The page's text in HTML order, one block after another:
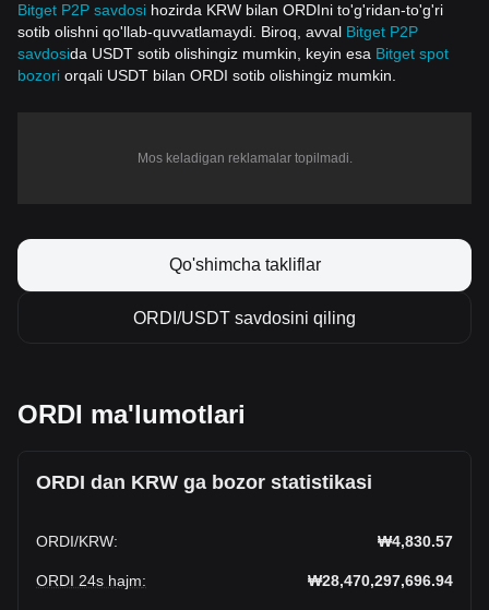
Bitget P2P savdosi hozirda KRW bilan ORDIni to'g'ridan-to'g'ri
sotib olishni qo'llab-quvvatlamaydi. Biroq, avval Bitget P2P
savdosida USDT sotib olishingiz mumkin, keyin esa Bitget spot
bozori orqali USDT bilan ORDI sotib olishingiz mumkin.
Mos keladigan reklamalar topilmadi.
Qo'shimcha takliflar
ORDI/USDT savdosini qiling
ORDI ma'lumotlari
ORDI dan KRW ga bozor statistikasi
ORDI/KRW: ₩4,830.57
ORDI 24s hajm: ₩28,470,297,696.94